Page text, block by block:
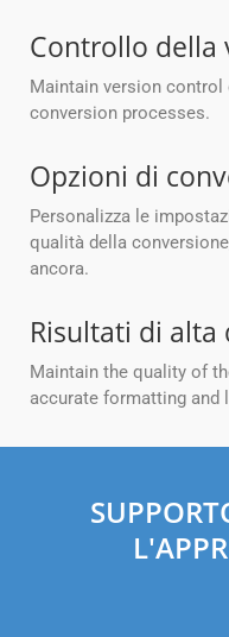
Controllo della
Maintain version
conversion processes.
Opzioni di
Personalizza le
qualità della
ancora.
Risultati di alta
Maintain the quality of
accurate formatting and